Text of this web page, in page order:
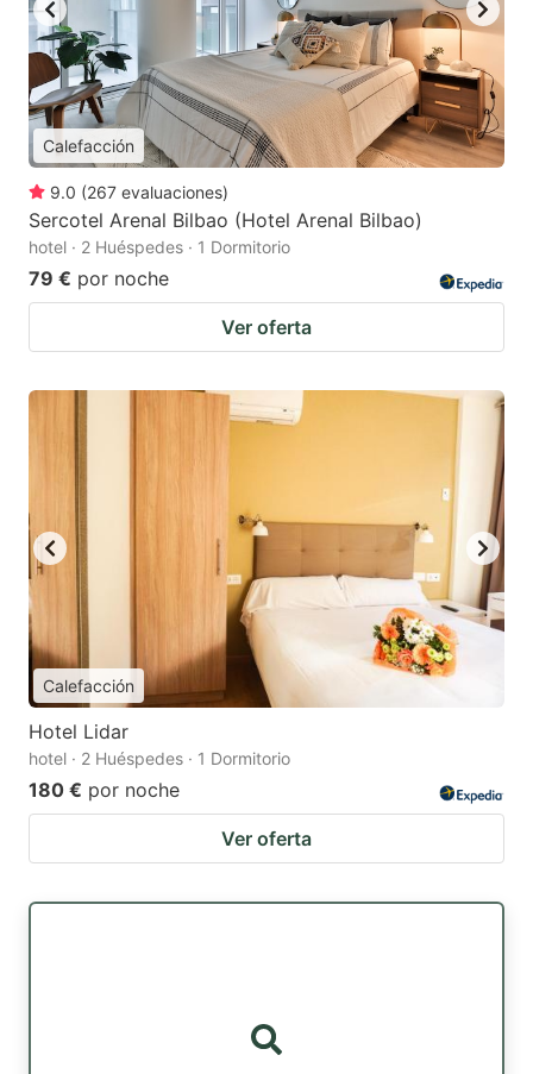
Calefacción
9.0 (267 evaluaciones)
Sercotel Arenal Bilbao (Hotel Arenal Bilbao)
hotel · 2 Huéspedes · 1 Dormitorio
79 € por noche
Ver oferta
Calefacción
Hotel Lidar
hotel · 2 Huéspedes · 1 Dormitorio
180 € por noche
Ver oferta